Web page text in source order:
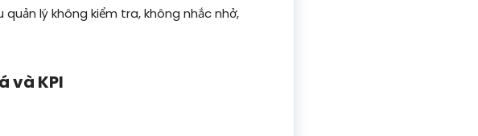
lý không kiểm tra, không nhắc nhở,
và KPI